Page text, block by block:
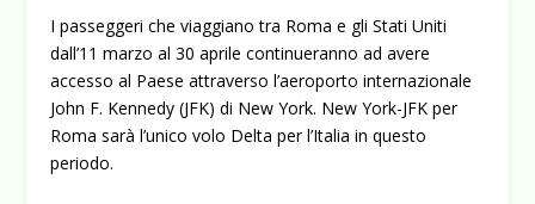
I passeggeri che viaggiano tra Roma e gli Stati Uniti
dall’11 marzo al 30 aprile continueranno ad avere
accesso al Paese attraverso l’aeroporto internazionale
John F. Kennedy (JFK) di New York. New York-JFK per
Roma sarà l’unico volo Delta per l’Italia in questo
periodo.